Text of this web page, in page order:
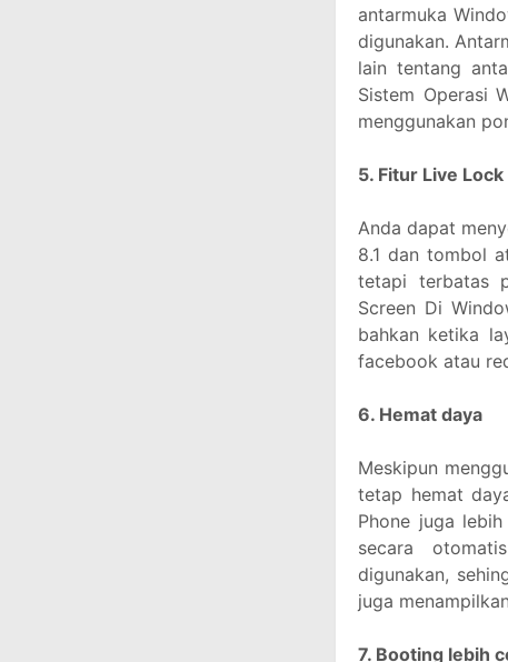
antarmuka
digunakan.
lain tentang
Sistem Operasi
menggunakan
5. Fitur Live
Anda dapat
8.1 dan tombol
tetapi terbatas
Screen Di
bahkan ketika
facebook atau
6. Hemat daya
Meskipun
tetap hemat
Phone juga
secara
digunakan,
juga
7. Booting lebih